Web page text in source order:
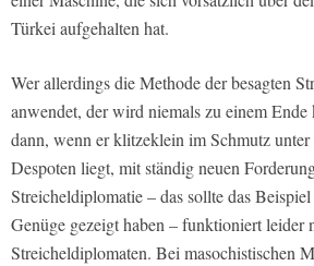
Türkei aufgehalten hat.
Wer allerdings die Methode der besagten
anwendet, der wird niemals zu einem
dann, wenn er klitzeklein im Schmutz unter
Despoten liegt, mit ständig neuen
Streicheldiplomatie – das sollte das
Genüge gezeigt haben – funktioniert leider
Streicheldiplomaten. Bei masochistischen